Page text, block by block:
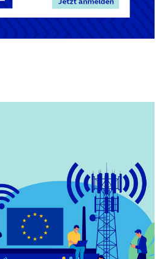
blätternblättern